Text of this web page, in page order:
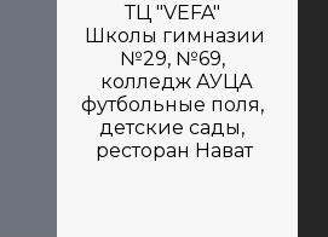
ТЦ "VEFA"
Школы гимназии
№29, №69,
колледж АУЦА
футбольные поля,
детские сады,
ресторан Нават